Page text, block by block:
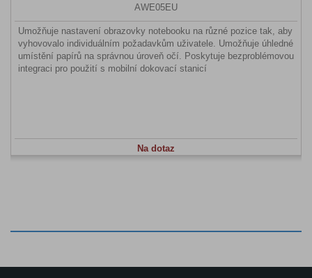
AWE05EU
Umožňuje nastavení obrazovky notebooku na různé pozice tak, aby
vyhovovalo individuálním požadavkům uživatele. Umožňuje úhledné
umístění papírů na správnou úroveň očí. Poskytuje bezproblémovou
integraci pro použití s ​​mobilní dokovací stanicí
Na dotaz